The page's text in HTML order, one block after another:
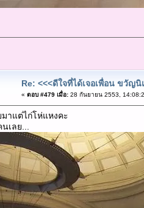
Re: <<<ดีใจที่ได้เจอเพื่อน ขวัญนิ
« ตอบ #479 เมื่อ:28 กันยายน 2553,
มาแต่ไก่โห่แหงคะ
เลย...